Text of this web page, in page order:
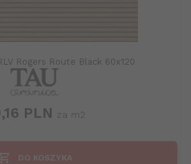
Rogers Route Black 60x120
16 PLN za m2
DO KOSZYKA